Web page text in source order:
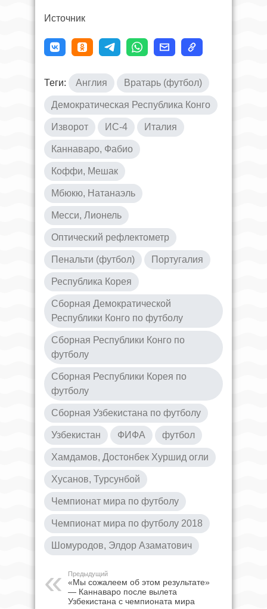
Источник
Теги: Англия Вратарь (футбол)
Демократическая Республика Конго
Изворот ИС-4 Италия
Каннаваро, Фабио
Коффи, Мешак
Мбюкю, Натанаэль
Месси, Лионель
Оптический рефлектометр
Пенальти (футбол) Португалия
Республика Корея
Сборная Демократической
Республики Конго по футболу
Сборная Республики Конго по
футболу
Сборная Республики Корея по
футболу
Сборная Узбекистана по футболу
Узбекистан ФИФА футбол
Хамдамов, Достонбек Хуршид огли
Хусанов, Турсунбой
Чемпионат мира по футболу
Чемпионат мира по футболу 2018
Шомуродов, Элдор Азаматович
Предыдущий
«Мы сожалеем об этом результате»
— Каннаваро после вылета
Узбекистана с чемпионата мира